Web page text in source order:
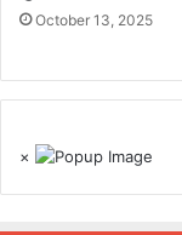
October 13, 2025
×